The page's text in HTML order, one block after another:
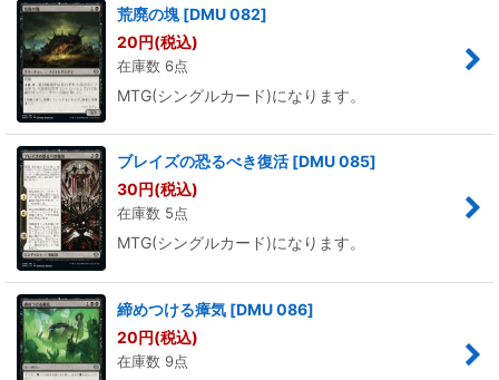
荒廃の塊 [DMU 082]
20円(税込)
在庫数 6点
MTG(シングルカード)になります。
ブレイズの恐るべき復活 [DMU 085]
30円(税込)
在庫数 5点
MTG(シングルカード)になります。
締めつける瘴気 [DMU 086]
20円(税込)
在庫数 9点